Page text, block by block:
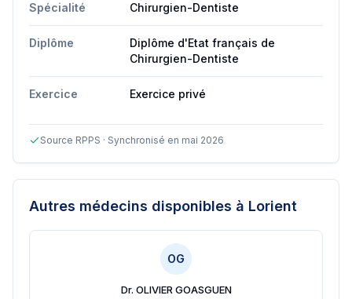
Spécialité Chirurgien-Dentiste
Diplôme
Diplôme d'Etat français de
Chirurgien-Dentiste
Exercice Exercice privé
Source RPPS · Synchronisé en mai 2026
Autres médecins disponibles à Lorient
OG
Dr. OLIVIER GOASGUEN